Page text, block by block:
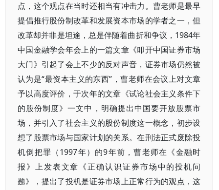
点，这个观点在当时还相当有冲击力。曹老师是最早
提倡推行股份制改革和发展资本市场的学者之一，但
改革却并非是坦途，总是伴随着曲折和争议，1984年
中国金融学会年会上的一篇文章《叩开中国证券市场
大门》引起了会上不少的反对声音，证券市场仍然被
认为是“最资本主义的东西”，曹老师在会议上对文章
予以高度评价，于次年的文章《试论社会主义条件下
的股份制度》一文中，明确提出中国要开放股票市
场，并引入了社会主义的股份制度这一概念，初步设
想了股票市场与国家计划的关系。在刑法正式废除投
机倒把罪（1997年）的9年前，曹老师在《金融时
报》上发表文章《正确认识证券市场中的投机问
题》，提出了投机是证券市场上正常行为的观点，这